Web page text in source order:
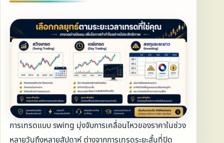
การเทรดแบบ swing มุ่งจับการเคลื่อนไหวของราคาในช่วง
หลายวันถึงหลายสัปดาห์ ต่างจากการเทรดระยะสั้นที่ปิด